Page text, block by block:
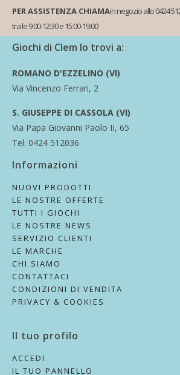
PER ASSISTENZA CHIAMAin negozio allo 0424
tra le 9:00-12:30 e 15:00-19:00
Giochi di Clem lo trovi a:
ROMANO D'EZZELINO (VI)
Via Vincenzo Ferrari, 2
S. GIUSEPPE DI CASSOLA (VI)
Via Papa Giovanni Paolo II, 65
Tel. 0424 512036
Informazioni
NUOVI PRODOTTI
LE NOSTRE OFFERTE
TUTTI I GIOCHI
LE NOSTRE NEWS
SERVIZIO CLIENTI
LE MARCHE
CHI SIAMO
CONTATTACI
CONDIZIONI DI VENDITA
PRIVACY & COOKIES
Il tuo profilo
ACCEDI
IL TUO PANNELLO